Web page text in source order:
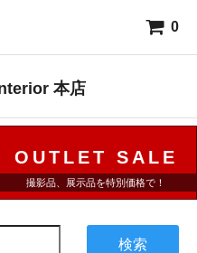
0
本店
OUTLET SALE
撮影品、展示品を特別価格で！
検索